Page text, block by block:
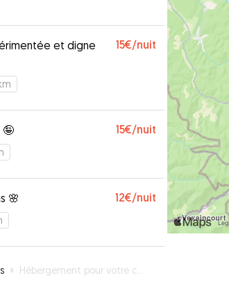
et digne
15€/nuit
🤪 15€/nuit
🌸 12€/nuit
» Hébergement pour votre chien à Haegen